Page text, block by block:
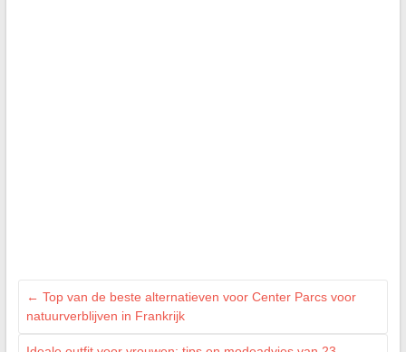
← Top van de beste alternatieven voor Center Parcs voor
natuurverblijven in Frankrijk